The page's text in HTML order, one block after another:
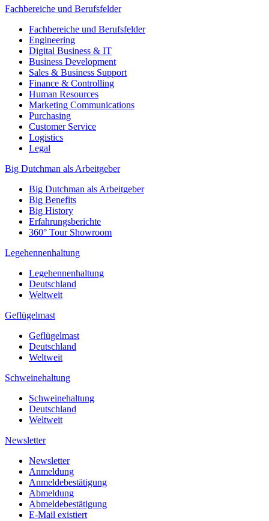
Fachbereiche und Berufsfelder
Fachbereiche und Berufsfelder
Engineering
Digital Business & IT
Business Development
Sales & Business Support
Finance & Controlling
Human Resources
Marketing Communications
Purchasing
Customer Service
Logistics
Legal
Big Dutchman als Arbeitgeber
Big Dutchman als Arbeitgeber
Big Benefits
Big History
Erfahrungsberichte
360° Tour Showroom
Legehennenhaltung
Legehennenhaltung
Deutschland
Weltweit
Geflügelmast
Geflügelmast
Deutschland
Weltweit
Schweinehaltung
Schweinehaltung
Deutschland
Weltweit
Newsletter
Newsletter
Anmeldung
Anmeldebestätigung
Abmeldung
Abmeldebestätigung
E-Mail existiert